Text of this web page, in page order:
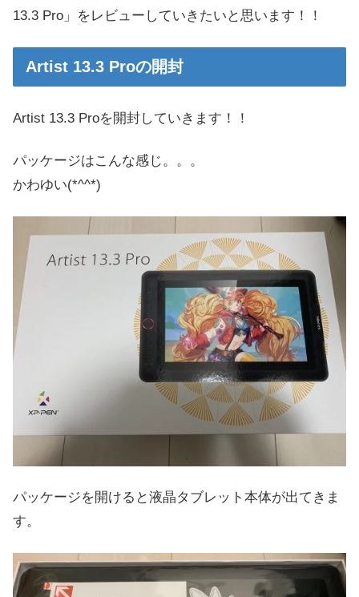
13.3 Pro」をレビューしていきたいと思います！！
Artist 13.3 Proの開封
Artist 13.3 Proを開封していきます！！
パッケージはこんな感じ。。。
かわゆい(*^^*)
パッケージを開けると液晶タブレット本体が出てきま
す。